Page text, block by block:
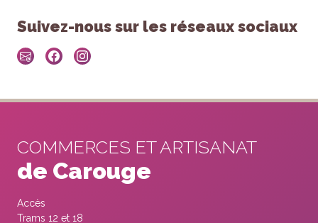
Suivez-nous sur les réseaux sociaux
COMMERCES ET ARTISANAT
de Carouge
Accès
Trams 12 et 18